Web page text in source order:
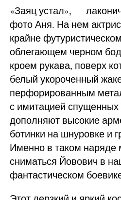
«Заяц устал», —
фото Аня. На нем
крайне
облегающем черном
кроем рукава, поверх
белый укороченный
перфорированным
с имитацией
дополняют высокие
ботинки на шнуровке и
Именно в таком наряде
сниматься Йовович в
фантастическом